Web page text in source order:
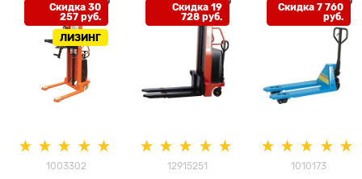
Скидка 30
257 руб.
ЛИЗИНГ
1003302
Скидка 19
728 руб.
12915251
Скидка 7 760
руб.
1010173